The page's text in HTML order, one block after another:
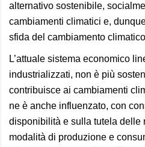
alternativo sostenibile,
cambiamenti climatici e,
sfida del cambiamento
L’attuale sistema economico
industrializzati, non è più
contribuisce ai cambiamenti
ne è anche influenzato, con
disponibilità e sulla tutela delle
modalità di produzione e